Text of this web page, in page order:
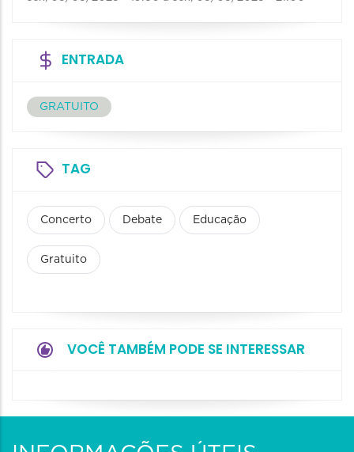
ENTRADA
GRATUITO
TAG
Concerto Debate Educação
Gratuito
VOCÊ TAMBÉM PODE SE INTERESSAR